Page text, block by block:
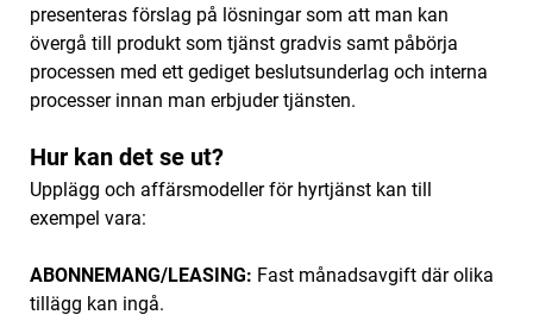
presenteras förslag på lösningar som att man kan
övergå till produkt som tjänst gradvis samt påbörja
processen med ett gediget beslutsunderlag och interna
processer innan man erbjuder tjänsten.
Hur kan det se ut?
‌Upplägg och affärsmodeller för hyrtjänst kan till
exempel vara:
ABONNEMANG/LEASING: Fast månadsavgift där olika
tillägg kan ingå.